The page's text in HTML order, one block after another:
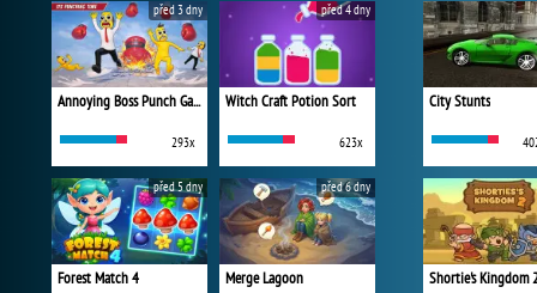
Annoying Boss Punch Game
293x
před 3 dny
Witch Craft Potion Sort
623x
před 4 dny
Forest Match 4
před 5 dny
Merge Lagoon
před 6 dny
City Stunts
Shortie's Kingdom